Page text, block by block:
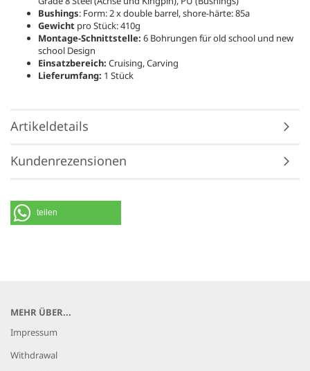
Bushings: Form: 2 x double barrel, shore-härte: 85a
Gewicht pro Stück: 410g
Montage-Schnittstelle: 6 Bohrungen für old school und new
school Design
Einsatzbereich: Cruising, Carving
Lieferumfang: 1 Stück
Artikeldetails
Kundenrezensionen
teilen
MEHR ÜBER...
Impressum
Withdrawal